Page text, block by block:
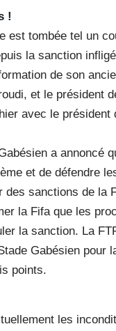
!
est tombée tel un
la sanction
de son
et le président
avec le
a annoncé
et de défendre
des sanctions de la
la Fifa que les
la sanction. La
Gabésien pour
points.
les